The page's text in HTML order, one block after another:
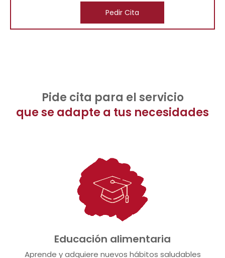
Pedir Cita
Pide cita para el servicio
que se adapte a tus necesidades
Educación alimentaria
Aprende y adquiere nuevos hábitos saludables